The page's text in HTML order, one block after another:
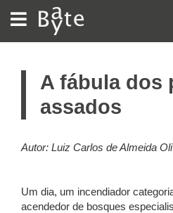
BATE
BYTE
A fábula dos
assados
Autor: Luiz Carlos de Almeida
Um dia, um incendiador
acendedor de bosques